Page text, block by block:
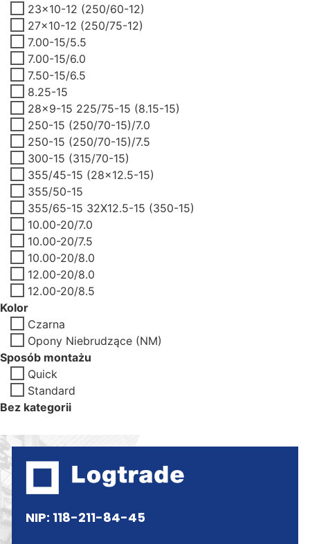
23x10-12 (250/60-12)
27x10-12 (250/75-12)
7.00-15/5.5
7.00-15/6.0
7.50-15/6.5
8.25-15
28x9-15 225/75-15 (8.15-15)
250-15 (250/70-15)/7.0
250-15 (250/70-15)/7.5
300-15 (315/70-15)
355/45-15 (28x12.5-15)
355/50-15
355/65-15 32X12.5-15 (350-15)
10.00-20/7.0
10.00-20/7.5
10.00-20/8.0
12.00-20/8.0
12.00-20/8.5
Kolor
Czarna
Opony Niebrudzące (NM)
Sposób montażu
Quick
Standard
Bez kategorii
NIP: 118-211-84-45